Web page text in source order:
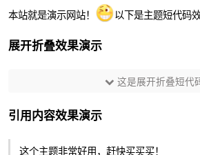
本站就是演示网站！ 以下是主题短代码
展开折叠效果演示
这是展开折叠短代
引用内容效果演示
这个主题非常好用，赶快买买买！